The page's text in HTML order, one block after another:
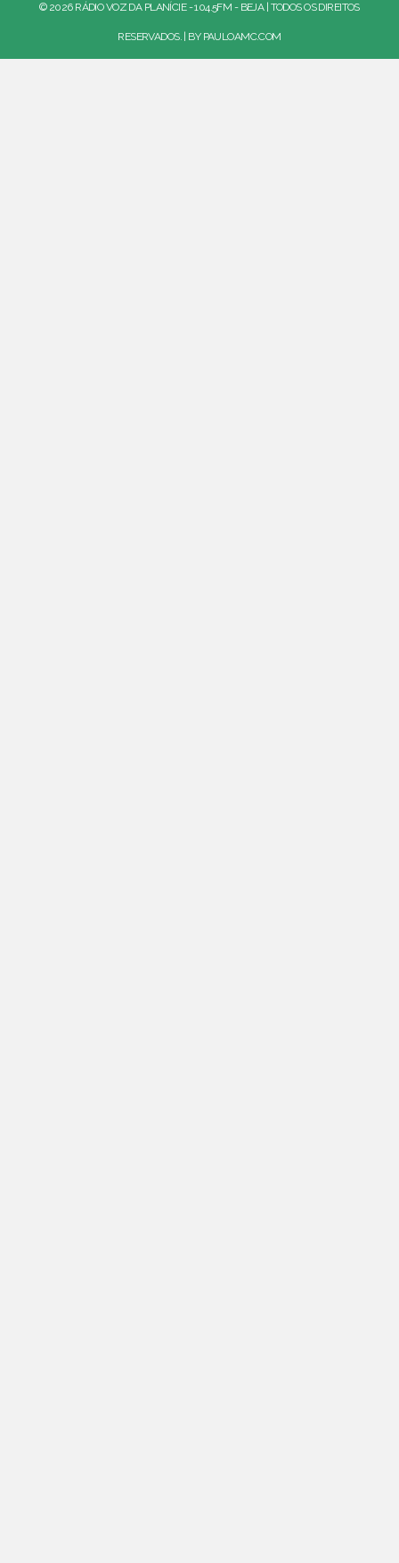
© 2026 RÁDIO VOZ DA PLANÍCIE - 104.5FM - BEJA | TODOS OS DIREITOS
RESERVADOS. | BY PAULOAMC.COM